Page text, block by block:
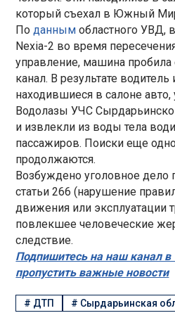
который съехал в Южный
Поданнымобластного УВД,
Nexia-2 во время
управление, машина пробила
канал. В результате
находившиеся в салоне авто,
Водолазы УЧС
и извлекли из воды тела
пассажиров. Поиски еще
продолжаются.
Возбуждено уголовное дело
статьи 266 (нарушение
движения или эксплуатации
повлекшее человеческие
следствие.
Подпишитесь на наш канал
пропустить важные новости
# ДТП # Сырдарьинская